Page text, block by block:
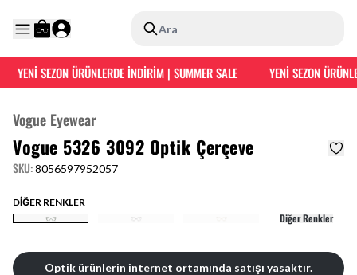
Ara
YENİ SEZON ÜRÜNLERDE İNDİRİM | SUMMER SALE YENİ SEZON
Vogue Eyewear
Vogue 5326 3092 Optik Çerçeve
SKU:8056597952057
DİĞER RENKLER
Diğer Renkler
Optik ürünlerin internet ortamında satışı yasaktır.